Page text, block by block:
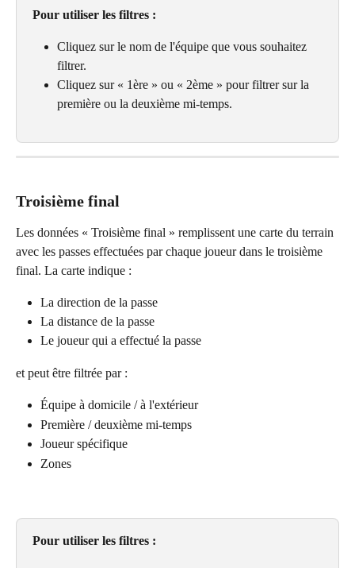
Pour utiliser les filtres :
Cliquez sur le nom de l'équipe que vous souhaitez
filtrer.
Cliquez sur « 1ère » ou « 2ème » pour filtrer sur la
première ou la deuxième mi-temps.
Troisième final
Les données « Troisième final » remplissent une carte du terrain
avec les passes effectuées par chaque joueur dans le troisième
final. La carte indique :
La direction de la passe
La distance de la passe
Le joueur qui a effectué la passe
et peut être filtrée par :
Équipe à domicile / à l'extérieur
Première / deuxième mi-temps
Joueur spécifique
Zones
Pour utiliser les filtres :